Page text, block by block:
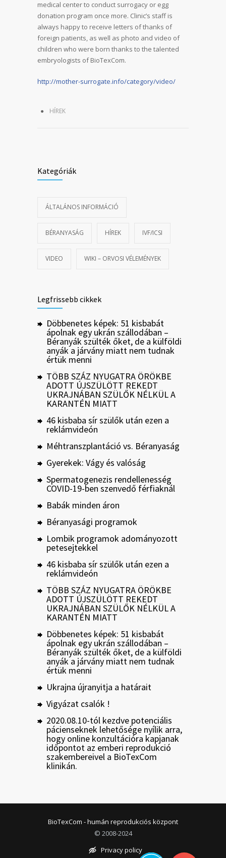
medical center to conduct surrogacy or egg
donation program once more. Clinic’s staff is
always happy to receive letters of thanks of
foreign patients, as well as photo and video of
children who were born thanks to the talented
embryologists of BioTexCom.
http://mother-surrogate.info/category/video/
HÍREK
Kategóriák
ÁLTALÁNOS INFORMÁCIÓ
BÉRANYASÁG HÍREK IVF/ICSI
VIDEO WIKI – ORVOSI VÉLEMÉNYEK
Legfrissebb cikkek
Döbbenetes képek: 51 kisbabát
ápolnak egy ukrán szállodában –
Béranyák szülték őket, de a külföldi
anyák a járvány miatt nem tudnak
értük menni
TÖBB SZÁZ NYUGATRA ÖRÖKBE
ADOTT ÚJSZÜLÖTT REKEDT
UKRAJNÁBAN SZÜLŐK NÉLKÜL A
KARANTÉN MIATT
46 kisbaba sír szülők után ezen a
reklámvideón
Méhtranszplantáció vs. Béranyaság
Gyerekek: Vágy és valóság
Spermatogenezis rendellenesség
COVID-19-ben szenvedő férfiaknál
Babák minden áron
Béranyasági programok
Lombik programok adományozott
petesejtekkel
46 kisbaba sír szülők után ezen a
reklámvideón
TÖBB SZÁZ NYUGATRA ÖRÖKBE
ADOTT ÚJSZÜLÖTT REKEDT
UKRAJNÁBAN SZÜLŐK NÉLKÜL A
KARANTÉN MIATT
Döbbenetes képek: 51 kisbabát
ápolnak egy ukrán szállodában –
Béranyák szülték őket, de a külföldi
anyák a járvány miatt nem tudnak
értük menni
Ukrajna újranyitja a határait
Vigyázat csalók !
2020.08.10-tól kezdve potenciális
pácienseknek lehetősége nyílik arra,
hogy online konzultációra kapjanak
időpontot az emberi reprodukció
szakembereivel a BioTexCom
klinikán.
© 2008-2024
BioTexCom - humán reprodukciós központ
Privacy policy